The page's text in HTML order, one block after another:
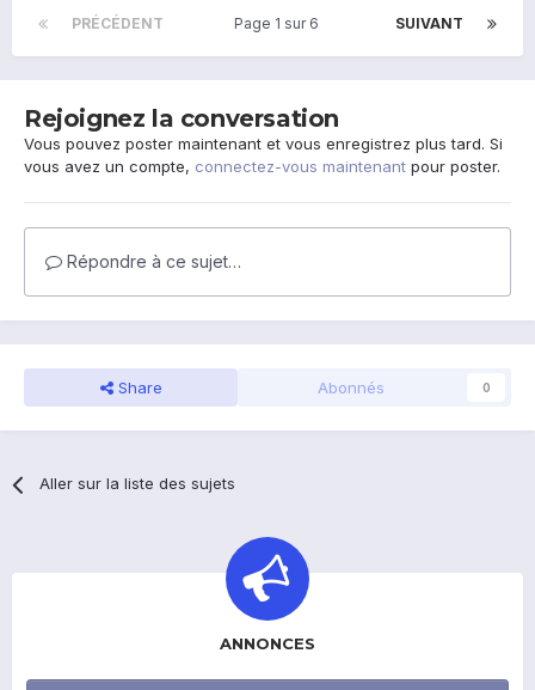
PRÉCÉDENT SUIVANT
Page 1 sur 6
Rejoignez la conversation
Vous pouvez poster maintenant et vous enregistrez plus tard. Si
vous avez un compte, connectez-vous maintenant pour poster.
Répondre à ce sujet…
Share Abonnés 0
Aller sur la liste des sujets
ANNONCES